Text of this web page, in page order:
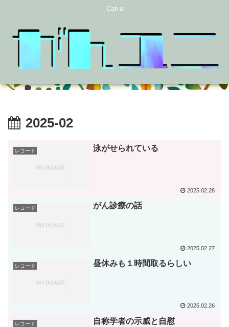
Can u
2025-02
レコード 泳がせられている
2025.02.28
レコード がん診療の話
2025.02.27
レコード 昼休みも１時間取るらしい
2025.02.26
レコード 自称学者の示威と自慰